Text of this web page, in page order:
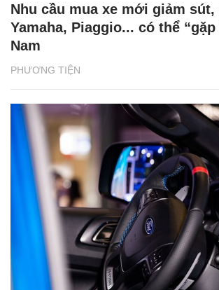
PHƯƠNG TIỆN
Nhu cầu mua xe mới giảm sút,
Yamaha, Piaggio... có thể
Nam